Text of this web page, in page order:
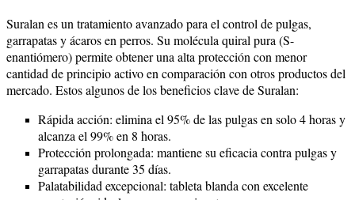
Suralan es un tratamiento avanzado para el control de pulgas,
garrapatas y ácaros en perros. Su molécula quiral pura (S-
enantiómero) permite obtener una alta protección con menor
cantidad de principio activo en comparación con otros productos del
mercado. Estos algunos de los beneficios clave de Suralan:
Rápida acción: elimina el 95% de las pulgas en solo 4 horas y
alcanza el 99% en 8 horas.
Protección prolongada: mantiene su eficacia contra pulgas y
garrapatas durante 35 días.
Palatabilidad excepcional: tableta blanda con excelente